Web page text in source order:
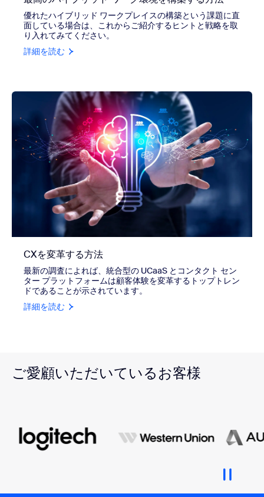
優れたハイブリッド ワークプレイスの構築という課題に直
面している場合は、これからご紹介するヒントと戦略を取
り入れてみてください。
詳細を読む
CXを変革する方法
最新の調査によれば、統合型の UCaaS とコンタクト セン
ター プラットフォームは顧客体験を変革するトップトレン
ドであることが示されています。
詳細を読む
ご愛顧いただいているお客様